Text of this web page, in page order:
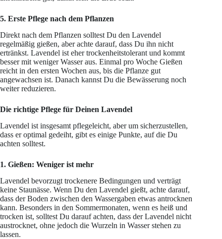
5. Erste Pflege nach dem Pflanzen
Direkt nach dem Pflanzen solltest Du den Lavendel
regelmäßig gießen, aber achte darauf, dass Du ihn nicht
ertränkst. Lavendel ist eher trockenheitstolerant und kommt
besser mit weniger Wasser aus. Einmal pro Woche Gießen
reicht in den ersten Wochen aus, bis die Pflanze gut
angewachsen ist. Danach kannst Du die Bewässerung noch
weiter reduzieren.
Die richtige Pflege für Deinen Lavendel
Lavendel ist insgesamt pflegeleicht, aber um sicherzustellen,
dass er optimal gedeiht, gibt es einige Punkte, auf die Du
achten solltest.
1. Gießen: Weniger ist mehr
Lavendel bevorzugt trockenere Bedingungen und verträgt
keine Staunässe. Wenn Du den Lavendel gießt, achte darauf,
dass der Boden zwischen den Wassergaben etwas antrocknen
kann. Besonders in den Sommermonaten, wenn es heiß und
trocken ist, solltest Du darauf achten, dass der Lavendel nicht
austrocknet, ohne jedoch die Wurzeln in Wasser stehen zu
lassen.